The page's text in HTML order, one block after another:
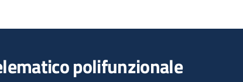
polifunzionale